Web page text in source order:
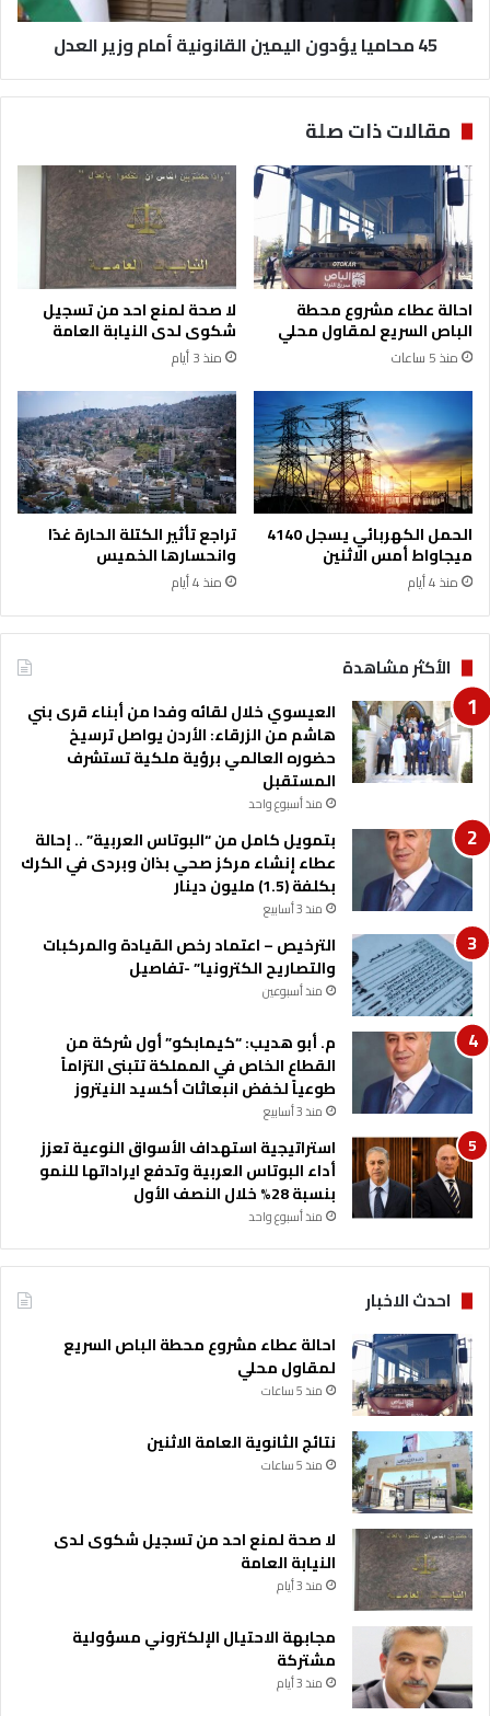
ا
و
ل
ؤ
س
ء
ا
ل
ب
ر
ل
م
ن
ا
ت
ا
ل
د
و
ل
ي
ف
ي
ب
ا
ك
س
ت
ن
ي
و
ا
ي
م
ن
ا
ل
ق
ا
ن
و
ي
ة
أ
م
ا
م
و
ز
ي
ر
ا
ل
ع
د
ل
45 محاميا يؤدون اليمين القانونية أمام وزير العدل
مقالات ذات صلة
احالة عطاء مشروع محطة
الباص السريع لمقاول محلي
منذ 5 ساعات
لا صحة لمنع احد من تسجيل
شكوى لدى النيابة العامة
منذ 3 أيام
الحمل الكهربائي يسجل 4140
ميجاواط أمس الاثنين
منذ 4 أيام
تراجع تأثير الكتلة الحارة غدًا
وانحسارها الخميس
منذ 4 أيام
الأكثر مشاهدة
العيسوي خلال لقائه وفدا من أبناء قرى بني
هاشم من الزرقاء: الأردن يواصل ترسيخ
حضوره العالمي برؤية ملكية تستشرف
المستقبل
منذ أسبوع واحد
بتمويل كامل من “البوتاس العربية” .. إحالة
عطاء إنشاء مركز صحي بذان وبردى في الكرك
بكلفة (1.5) مليون دينار
منذ 3 أسابيع
الترخيص – اعتماد رخص القيادة والمركبات
والتصاريح الكترونيا” -تفاصيل
منذ أسبوعين
م. أبو هديب: “كيمابكو” أول شركة من
القطاع الخاص في المملكة تتبنى التزاماً
طوعياً لخفض انبعاثات أكسيد النيتروز
منذ 3 أسابيع
استراتيجية استهداف الأسواق النوعية تعزز
أداء البوتاس العربية وتدفع ايراداتها للنمو
بنسبة 28% خلال النصف الأول
منذ أسبوع واحد
احدث الاخبار
احالة عطاء مشروع محطة الباص السريع
لمقاول محلي
منذ 5 ساعات
نتائج الثانوية العامة الاثنين
منذ 5 ساعات
لا صحة لمنع احد من تسجيل شكوى لدى
النيابة العامة
منذ 3 أيام
مجابهة الاحتيال الإلكتروني مسؤولية
مشتركة
منذ 3 أيام